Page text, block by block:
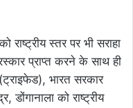
राष्ट्रीय स्तर पर भी सराहा
प्राप्त करने के साथ ही
भारत सरकार
डोंगानाला को राष्ट्रीय